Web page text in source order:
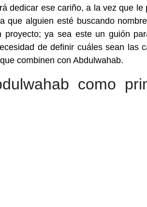
dedicar ese cariño, a la vez que le
que alguien esté buscando
proyecto; ya sea este un guión
de definir cuáles sean las
combinen con Abdulwahab.
como